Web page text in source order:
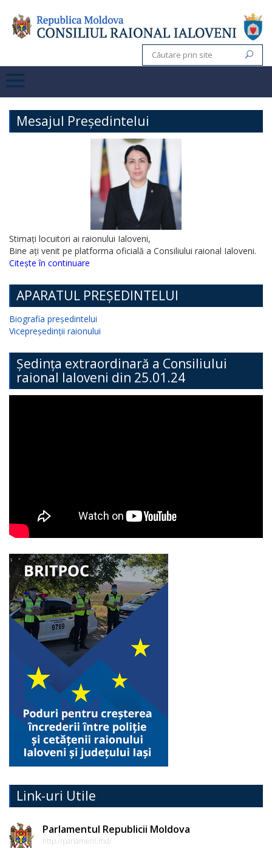
Mesajul Președintelui
Stimați locuitori ai raionului Ialoveni,
Bine ați venit pe platforma oficială a Consiliului raional Ialoveni.
Citește în continuare
APARATUL PREȘEDINTELUI
Biografia președintelui
Vicepreședinții raionului
Ședința extraordinară a Consiliului
raional Ialoveni din 25.01.24
Link-uri Utile
Parlamentul Republicii Moldova
http://parlament.md/